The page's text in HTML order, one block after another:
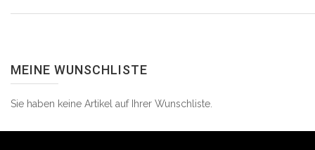
MEINE WUNSCHLISTE
Sie haben keine Artikel auf Ihrer Wunschliste.